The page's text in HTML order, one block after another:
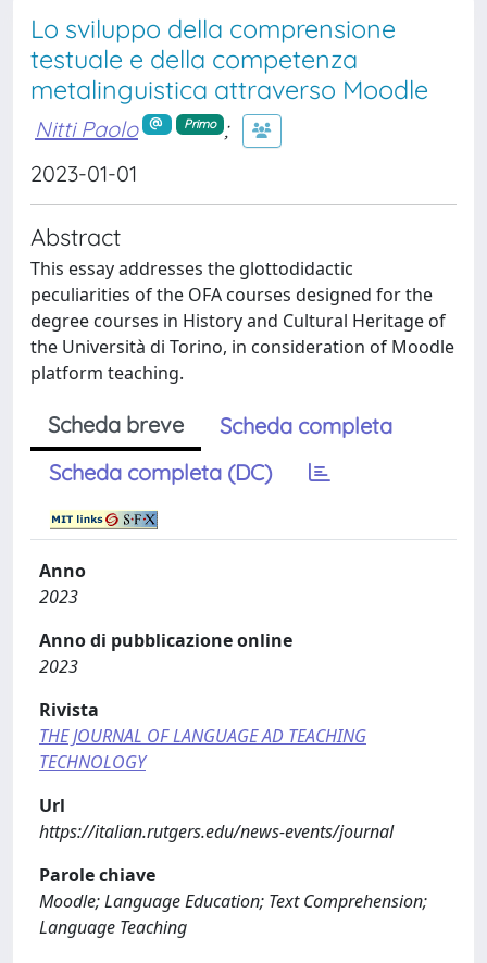
Lo sviluppo della comprensione
testuale e della competenza
metalinguistica attraverso Moodle
Nitti Paolo Primo
;
2023-01-01
Abstract
This essay addresses the glottodidactic
peculiarities of the OFA courses designed for the
degree courses in History and Cultural Heritage of
the Università di Torino, in consideration of Moodle
platform teaching.
Scheda breve
Scheda completa
Scheda completa (DC)
Anno
2023
Anno di pubblicazione online
2023
Rivista
THE JOURNAL OF LANGUAGE AD TEACHING
TECHNOLOGY
Url
https://italian.rutgers.edu/news-events/journal
Parole chiave
Moodle; Language Education; Text Comprehension;
Language Teaching